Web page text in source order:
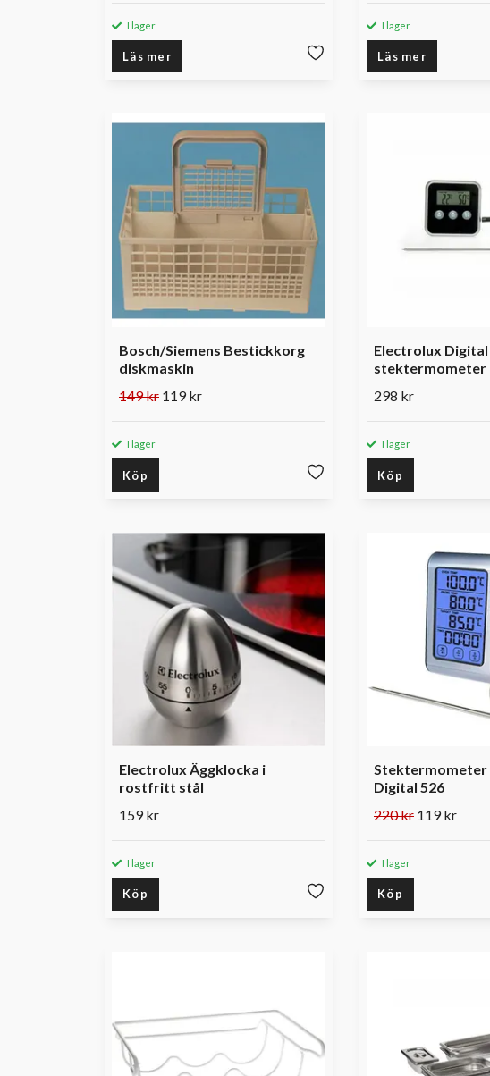
I lager
Läs mer
I lager
Läs mer
Bosch/Siemens Bestickkorg
diskmaskin
149 kr 119 kr
I lager
Köp
Electrolux Digital
stektermometer
298 kr
I lager
Köp
Electrolux Äggklocka i
rostfritt stål
159 kr
I lager
Köp
Stektermometer
Digital 526
220 kr 119 kr
I lager
Köp